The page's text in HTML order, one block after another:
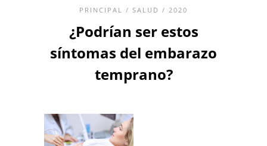
PRINCIPAL / SALUD / 2020
¿Podrían ser estos
síntomas del embarazo
temprano?